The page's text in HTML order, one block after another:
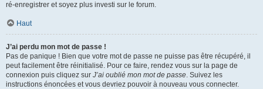
ré-enregistrer et soyez plus investi sur le forum.
Haut
J’ai perdu mon mot de passe !
Pas de panique ! Bien que votre mot de passe ne puisse pas être récupéré, il
peut facilement être réinitialisé. Pour ce faire, rendez vous sur la page de
connexion puis cliquez sur J’ai oublié mon mot de passe. Suivez les
instructions énoncées et vous devriez pouvoir à nouveau vous connecter.